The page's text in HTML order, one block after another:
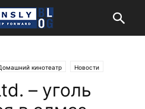
кинотеатр Новости
– уголь